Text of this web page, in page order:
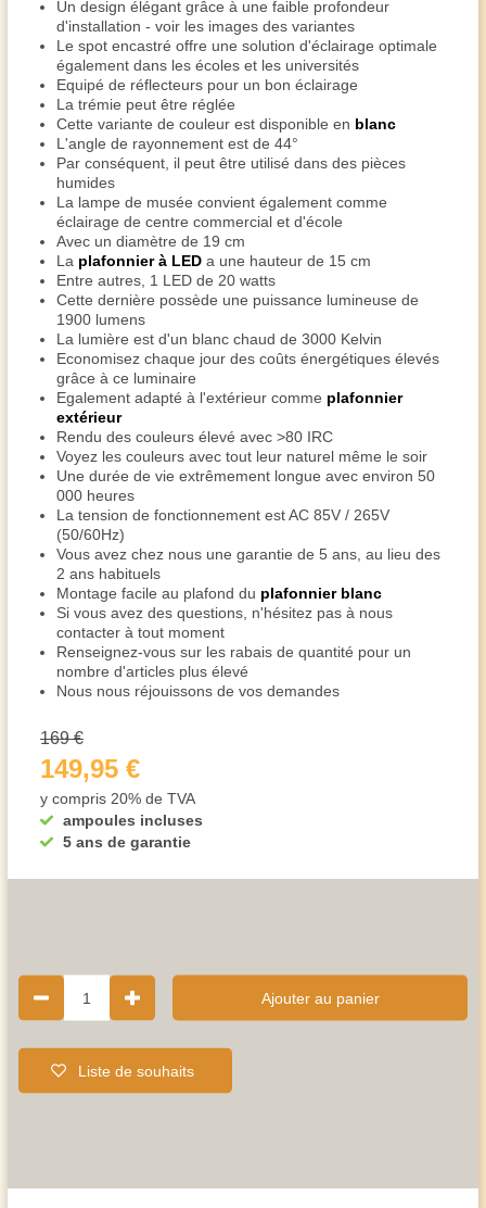
Un design élégant grâce à une faible profondeur
d'installation - voir les images des variantes
Le spot encastré offre une solution d'éclairage optimale
également dans les écoles et les universités
Equipé de réflecteurs pour un bon éclairage
La trémie peut être réglée
Cette variante de couleur est disponible en blanc
L'angle de rayonnement est de 44°
Par conséquent, il peut être utilisé dans des pièces
humides
La lampe de musée convient également comme
éclairage de centre commercial et d'école
Avec un diamètre de 19 cm
La plafonnier à LED a une hauteur de 15 cm
Entre autres, 1 LED de 20 watts
Cette dernière possède une puissance lumineuse de
1900 lumens
La lumière est d'un blanc chaud de 3000 Kelvin
Economisez chaque jour des coûts énergétiques élevés
grâce à ce luminaire
Egalement adapté à l'extérieur comme plafonnier
extérieur
Rendu des couleurs élevé avec >80 IRC
Voyez les couleurs avec tout leur naturel même le soir
Une durée de vie extrêmement longue avec environ 50
000 heures
La tension de fonctionnement est AC 85V / 265V
(50/60Hz)
Vous avez chez nous une garantie de 5 ans, au lieu des
2 ans habituels
Montage facile au plafond du plafonnier blanc
Si vous avez des questions, n'hésitez pas à nous
contacter à tout moment
Renseignez-vous sur les rabais de quantité pour un
nombre d'articles plus élevé
Nous nous réjouissons de vos demandes
ampoules incluses
5 ans de garantie
169 €
149,95 €
y compris 20% de TVA
1 Ajouter au panier
Liste de souhaits